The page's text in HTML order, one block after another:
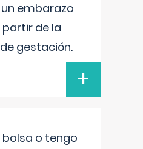
embarazo
de la
gestación.
+
bolsa o tengo